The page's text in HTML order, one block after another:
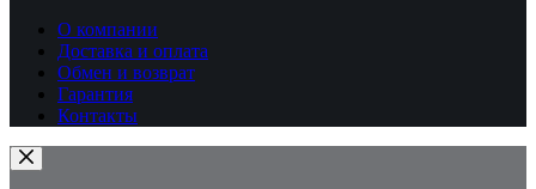
О компании
Доставка и оплата
Обмен и возврат
Гарантия
Контакты